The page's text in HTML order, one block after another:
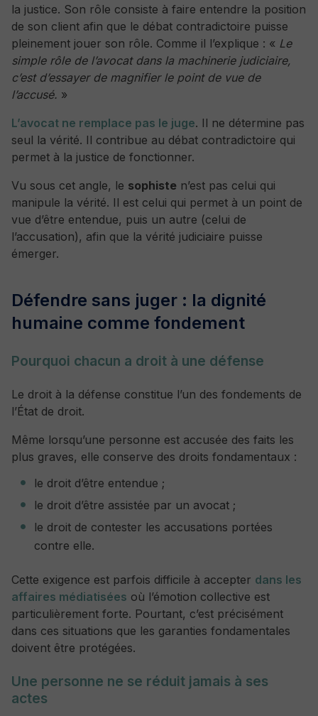
la justice. Son rôle consiste à faire entendre la position
de son client afin que le débat contradictoire puisse
pleinement jouer son rôle. Comme il l’explique : « Le
simple rôle de l’avocat dans la machinerie judiciaire,
c’est d’essayer de magnifier le point de vue de
l’accusé. »
L’avocat ne remplace pas le juge. Il ne détermine pas
seul la vérité. Il contribue au débat contradictoire qui
permet à la justice de fonctionner.
Vu sous cet angle, le sophiste n’est pas celui qui
manipule la vérité. Il est celui qui permet à un point de
vue d’être entendue, puis un autre (celui de
l’accusation), afin que la vérité judiciaire puisse
émerger.
Défendre sans juger : la dignité
humaine comme fondement
Pourquoi chacun a droit à une défense
Le droit à la défense constitue l’un des fondements de
l’État de droit.
Même lorsqu’une personne est accusée des faits les
plus graves, elle conserve des droits fondamentaux :
le droit d’être entendue ;
le droit d’être assistée par un avocat ;
le droit de contester les accusations portées
contre elle.
Cette exigence est parfois difficile à accepter dans les
affaires médiatisées où l’émotion collective est
particulièrement forte. Pourtant, c’est précisément
dans ces situations que les garanties fondamentales
doivent être protégées.
Une personne ne se réduit jamais à ses
actes